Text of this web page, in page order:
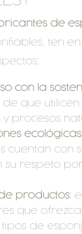
de
ten en
con la
que utilicen
procesos
ecológicas
cuentan con
su respeto
productos:
que
tipos de